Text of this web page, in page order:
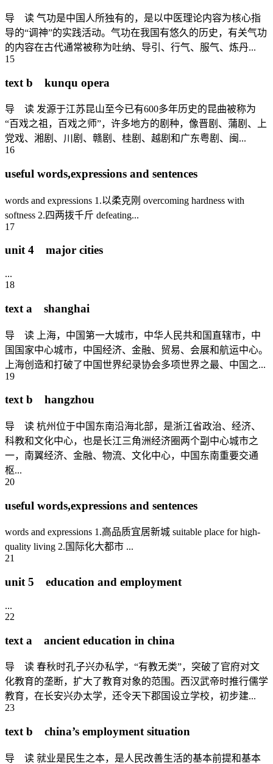
导 读 气功是中国人所独有的，是以中医理论内容为核心指
导的“调神”的实践活动。气功在我国有悠久的历史，有关气功
的内容在古代通常被称为吐纳、导引、行气、服气、炼丹...
15
text b kunqu opera
导 读 发源于江苏昆山至今已有600多年历史的昆曲被称为
“百戏之祖，百戏之师”，许多地方的剧种，像晋剧、蒲剧、上
党戏、湘剧、川剧、赣剧、桂剧、越剧和广东粤剧、闽...
16
useful words,expressions and sentences
words and expressions 1.以柔克刚 overcoming hardness with
softness 2.四两拨千斤 defeating...
17
unit 4 major cities
...
18
text a shanghai
导 读 上海，中国第一大城市，中华人民共和国直辖市，中
国国家中心城市，中国经济、金融、贸易、会展和航运中心。
上海创造和打破了中国世界纪录协会多项世界之最、中国之...
19
text b hangzhou
导 读 杭州位于中国东南沿海北部，是浙江省政治、经济、
科教和文化中心，也是长江三角洲经济圈两个副中心城市之
一，南翼经济、金融、物流、文化中心，中国东南重要交通
枢...
20
useful words,expressions and sentences
words and expressions 1.高品质宜居新城 suitable place for high-
quality living 2.国际化大都市 ...
21
unit 5 education and employment
...
22
text a ancient education in china
导 读 春秋时孔子兴办私学，“有教无类”，突破了官府对文
化教育的垄断，扩大了教育对象的范围。西汉武帝时推行儒学
教育，在长安兴办太学，还令天下郡国设立学校，初步建...
23
text b china’s employment situation
导 读 就业是民生之本，是人民改善生活的基本前提和基本